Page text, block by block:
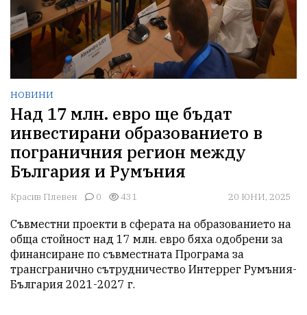
НОВИНИ
Над 17 млн. евро ще бъдат
инвестирани образованието в
пограничния регион между
България и Румъния
Красив Плевен 0 431 20 ЮНИ, 2025
Съвместни проекти в сферата на образованието на
обща стойност над 17 млн. евро бяха одобрени за
финансиране по съвместната Програма за
трансгранично сътрудничество Интеррег Румъния-
България 2021-2027 г.